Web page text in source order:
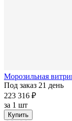
Морозильная
Под заказ 21 день
223 316 ₽
за 1 шт
Купить